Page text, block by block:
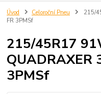
Úvod Celoroční Pneu
215/
FR 3PMSf
215/45R17
QUADRAXER
3PMSf